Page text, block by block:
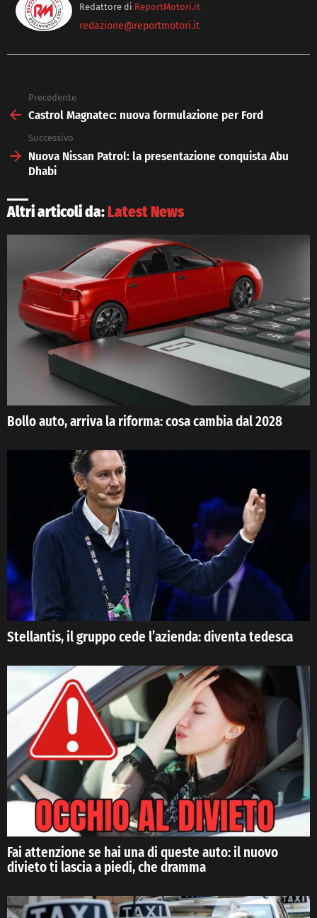
Redattore di ReportMotori.it
redazione@reportmotori.it
more
Precedente
Castrol Magnatec: nuova formulazione per Ford
Successivo
Nuova Nissan Patrol: la presentazione conquista Abu
Dhabi
Altri articoli da:Latest News
Bollo auto, arriva la riforma: cosa cambia dal 2028
Stellantis, il gruppo cede l’azienda: diventa tedesca
Fai attenzione se hai una di queste auto: il nuovo
divieto ti lascia a piedi, che dramma